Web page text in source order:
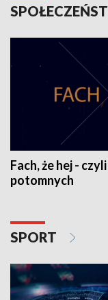
Fach, że hej -
potomnych
SPORT